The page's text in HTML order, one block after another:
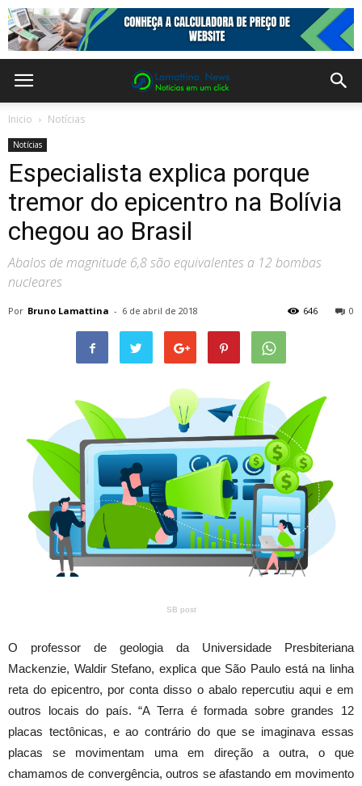
Inicio Notícias
Notícias
Especialista explica porque
tremor do epicentro na Bolívia
chegou ao Brasil
Abalos de magnitude 6,8 são equivalentes a 12 bombas
nucleares
Por Bruno Lamattina - 6 de abril de 2018 0
646
SB post
O professor de geologia da Universidade Presbiteriana
Mackenzie, Waldir Stefano, explica que São Paulo está na linha
reta do epicentro, por conta disso o abalo repercutiu aqui e em
outros locais do país. “A Terra é formada sobre grandes 12
placas tectônicas, e ao contrário do que se imaginava essas
placas se movimentam uma em direção a outra, o que
chamamos de convergência, outros se afastando em movimento